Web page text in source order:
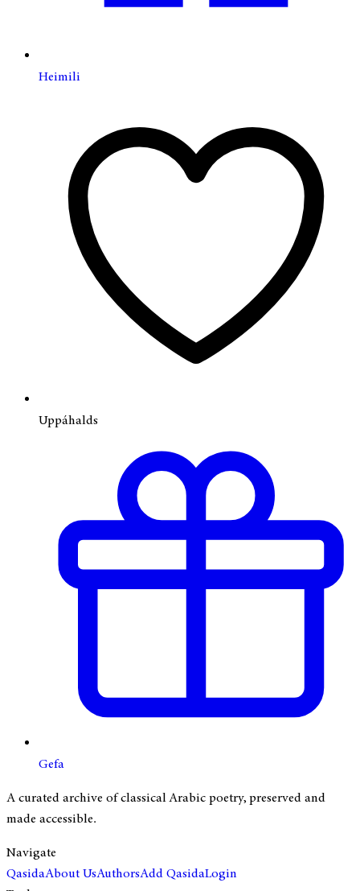
Heimili
Uppáhalds
Gefa
A curated archive of classical Arabic poetry, preserved and
made accessible.
Navigate
QasidaAbout UsAuthorsAdd QasidaLogin